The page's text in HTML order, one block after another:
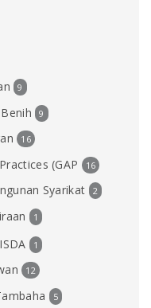
9
9
16
(GAP 16
Syarikat 2
1
1
12
5